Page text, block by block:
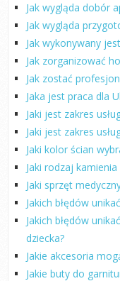
Jak wygląda dobór
Jak wygląda
Jak wykonywany
Jak zorganizować
Jak zostać
Jaka jest praca dla
Jaki jest zakres
Jaki jest zakres
Jaki kolor ścian
Jaki rodzaj
Jaki sprzęt
Jakich błędów
Jakich błędów
dziecka?
Jakie akcesoria
Jakie buty do